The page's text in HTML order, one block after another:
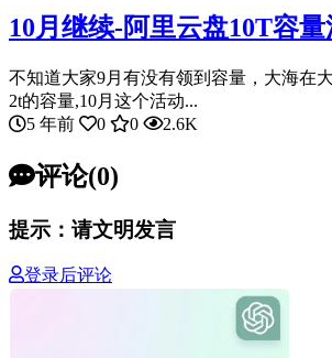
10月继续-阿里云盘10T容量
不知道大家9月有没有领到容量，大海在
2t的容量,10月这个活动...
5 年前
0 0 2.6K
评论(0)
提示：请文明发言
登录后评论